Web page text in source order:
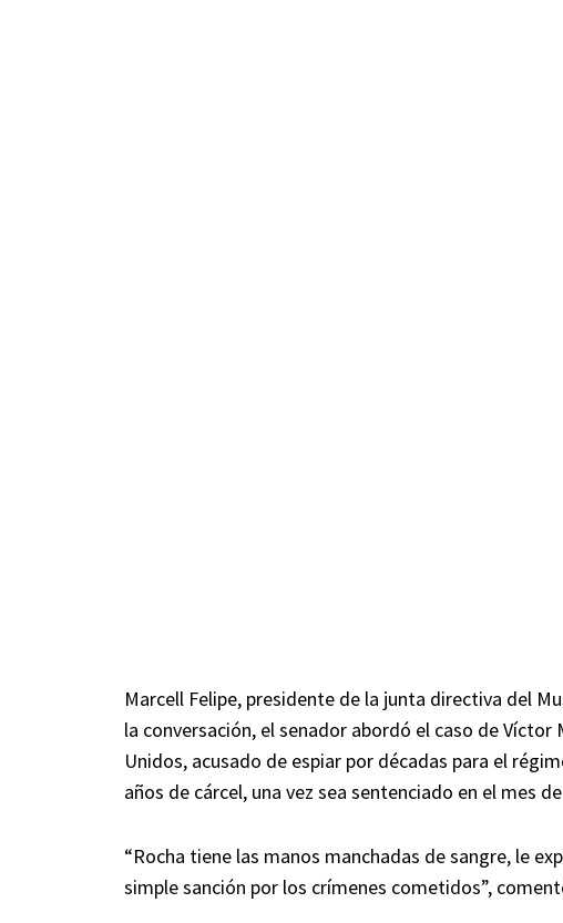
Marcell Felipe, presidente de la junta directiva del
la conversación, el senador abordó el caso de
Unidos, acusado de espiar por décadas para el
años de cárcel, una vez sea sentenciado en el mes
“Rocha tiene las manos manchadas de sangre, le
simple sanción por los crímenes cometidos”,